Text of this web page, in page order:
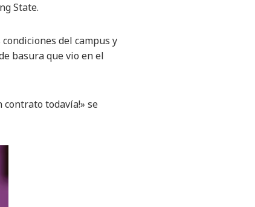
State.
del campus y
basura que vio en el
todavía!» se